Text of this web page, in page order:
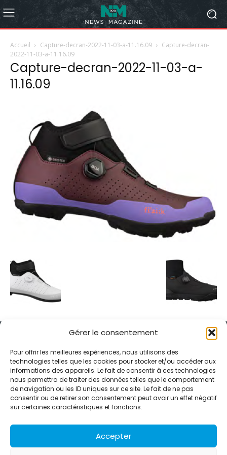
Gérer le consentement
Pour offrir les meilleures expériences, nous utilisons des
technologies telles que les cookies pour stocker et/ou accéder aux
informations des appareils. Le fait de consentir à ces technologies
nous permettra de traiter des données telles que le comportement
de navigation ou les ID uniques sur ce site. Le fait de ne pas
consentir ou de retirer son consentement peut avoir un effet négatif
sur certaines caractéristiques et fonctions.
Accepter
Accueil Capture-decran-2022-11-03-a-11.16.09
Capture-decran-
2022-11-03-a-11.16.09
Capture-decran-2022-11-03-a-
11.16.09
Alternative Média est une agence de relations presse et de
relations publiques basée à Grenoble. Depuis 1995, elle conçoit et
pilote des stratégies de visibilité en France et à l’international
grâce à un réseau d’agences partenaires.